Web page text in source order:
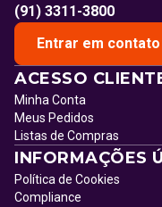
(91) 3311-3800
Entrar em contato
ACESSO
Minha Conta
Meus Pedidos
Listas de Compras
INFORMAÇÕES
Política de Cookies
Compliance